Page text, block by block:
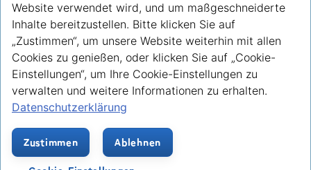
📍 iwoca Deutschland GmbH, Kaiserhofstr. 13, 60313
Frankfurt am Main, Deutschland
Youtube Linkedin
Website verwendet wird, und um maßgeschneiderte
Inhalte bereitzustellen. Bitte klicken Sie auf
„Zustimmen“, um unsere Website weiterhin mit allen
Cookies zu genießen, oder klicken Sie auf „Cookie-
Einstellungen“, um Ihre Cookie-Einstellungen zu
verwalten und weitere Informationen zu erhalten.
Datenschutzerklärung
Zustimmen Ablehnen